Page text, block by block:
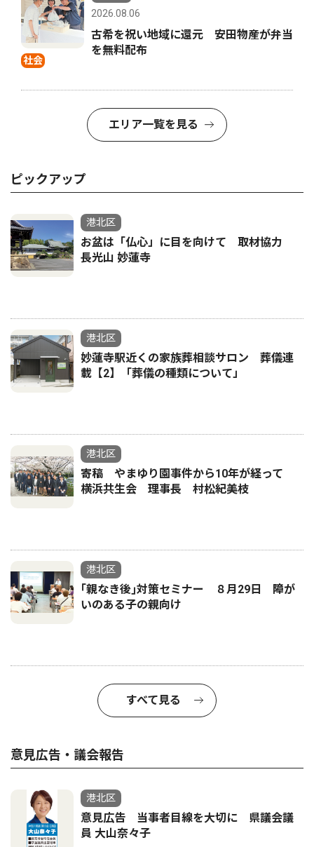
社会
2026.08.06
古希を祝い地域に還元 安田物産が弁当
を無料配布
エリア一覧を見る
ピックアップ
港北区
お盆は「仏心」に目を向けて 取材協力
長光山 妙蓮寺
港北区
妙蓮寺駅近くの家族葬相談サロン 葬儀連
載【2】「葬儀の種類について」
港北区
寄稿 やまゆり園事件から10年が経って
横浜共生会 理事長 村松紀美枝
港北区
｢親なき後｣対策セミナー ８月29日 障が
いのある子の親向け
すべて見る
意見広告・議会報告
港北区
意見広告 当事者目線を大切に 県議会議
員 大山奈々子